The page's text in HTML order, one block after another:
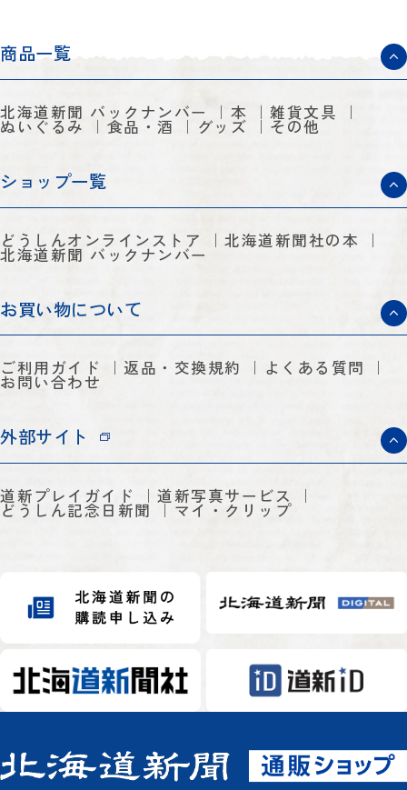
商品一覧
北海道新聞 バックナンバー 本 雑貨文具
ぬいぐるみ 食品・酒 グッズ その他
ショップ一覧
どうしんオンラインストア 北海道新聞社の本
北海道新聞 バックナンバー
お買い物について
ご利用ガイド 返品・交換規約 よくある質問
お問い合わせ
外部サイト
道新プレイガイド 道新写真サービス
どうしん記念日新聞 マイ・クリップ